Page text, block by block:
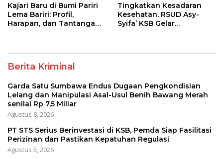
Kajari Baru di Bumi Pariri
Lema Bariri: Profil,
Harapan, dan Tantangan
Tingkatkan Kesadaran
Kesehatan, RSUD Asy-
Syifa’ KSB Gelar
Berita Kriminal
Garda Satu Sumbawa Endus Dugaan Pengkondisian
Lelang dan Manipulasi Asal-Usul Benih Bawang Merah
senilai Rp 7,5 Miliar
Agustus 8, 2026
PT STS Serius Berinvestasi di KSB, Pemda Siap Fasilitasi
Perizinan dan Pastikan Kepatuhan Regulasi
Agustus 5, 2026